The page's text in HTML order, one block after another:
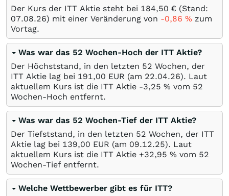
Der Kurs der ITT Aktie steht bei 184,50 € (Stand:
07.08.26) mit einer Veränderung von -0,86 % zum
Vortag.
Was war das 52 Wochen-Hoch der ITT Aktie?
Der Höchststand, in den letzten 52 Wochen, der
ITT Aktie lag bei 191,00 EUR (am 22.04.26). Laut
aktuellem Kurs ist die ITT Aktie -3,25 % vom 52
Wochen-Hoch entfernt.
Was war das 52 Wochen-Tief der ITT Aktie?
Der Tiefststand, in den letzten 52 Wochen, der ITT
Aktie lag bei 139,00 EUR (am 09.12.25). Laut
aktuellem Kurs ist die ITT Aktie +32,95 % vom 52
Wochen-Tief entfernt.
Welche Wettbewerber gibt es für ITT?